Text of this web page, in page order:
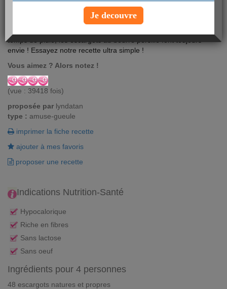
temps de pluie, les escargots au beurre persillé font toujours
envie ! Essayez notre recette ultra simple !
Vous aimez ? Alors notez !
(vue : 39418 fois)
proposée par lyndatan
type : amuse-gueule
imprimer la fiche recette
ajouter à mes favoris
proposer une recette
Indications Nutrition-Santé
Hypocalorique
Riche en fibres
Sans lactose
Sans oeuf
Ingrédients pour 4 personnes
48 escargots natures et propres
Je decouvre